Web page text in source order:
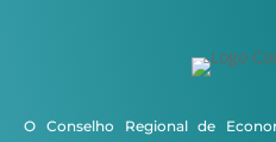
O Conselho Regional de